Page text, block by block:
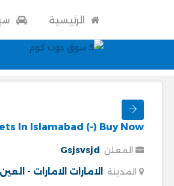
الرئيسية
In Islamabad (-) Buy Now
المعلن Gsjsvsjd
المدينة الامارات الامارات - العين